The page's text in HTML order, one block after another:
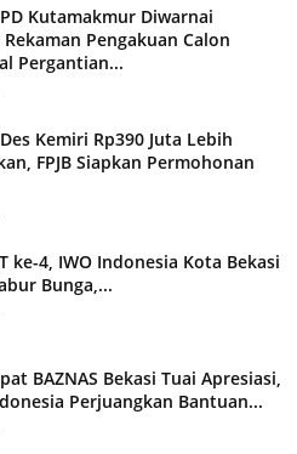
Kutamakmur Diwarnai
Pengakuan Calon
Pergantian...
Kemiri Rp390 Juta Lebih
FPJB Siapkan Permohonan
ke-4, IWO Indonesia Kota Bekasi
Bunga,...
BAZNAS Bekasi Tuai Apresiasi,
Perjuangkan Bantuan...